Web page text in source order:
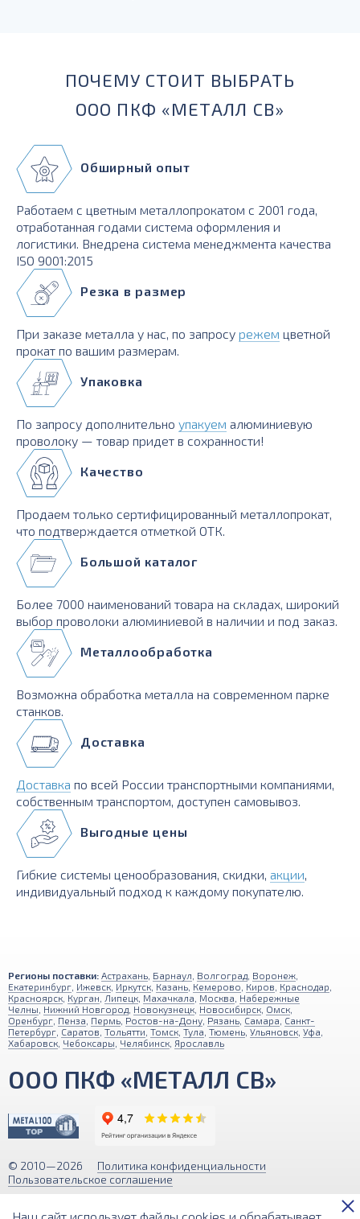
ПОЧЕМУ СТОИТ ВЫБРАТЬ
ООО ПКФ «МЕТАЛЛ СВ»
Обширный опыт
Работаем с цветным металлопрокатом с 2001 года,
отработанная годами система оформления и
логистики. Внедрена система менеджмента качества
ISO 9001:2015
Резка в размер
При заказе металла у нас, по запросу режем цветной
прокат по вашим размерам.
Упаковка
По запросу дополнительно упакуем алюминиевую
проволоку — товар придет в сохранности!
Качество
Продаем только сертифицированный металлопрокат,
что подтверждается отметкой ОТК.
Большой каталог
Более 7000 наименований товара на складах, широкий
выбор проволоки алюминиевой в наличии и под заказ.
Металлообработка
Возможна обработка металла на современном парке
станков.
Доставка
Доставка по всей России транспортными компаниями,
собственным транспортом, доступен самовывоз.
Выгодные цены
Гибкие системы ценообразования, скидки, акции,
индивидуальный подход к каждому покупателю.
Регионы поставки: Астрахань Барнаул Волгоград Воронеж
Екатеринбург Ижевск Иркутск Казань Кемерово Киров Краснодар
Красноярск Курган Липецк Махачкала Москва Набережные
Челны Нижний Новгород Новокузнецк Новосибирск Омск
Оренбург Пенза Пермь Ростов-на-Дону Рязань Самара Санкт-
Петербург Саратов Тольятти Томск Тула Тюмень Ульяновск Уфа
Хабаровск Чебоксары Челябинск Ярославль
ООО ПКФ «МЕТАЛЛ СВ»
© 2010—2026
Политика конфиденциальности
Пользовательское соглашение
на этом интернет-сайте носит исключительно информационный